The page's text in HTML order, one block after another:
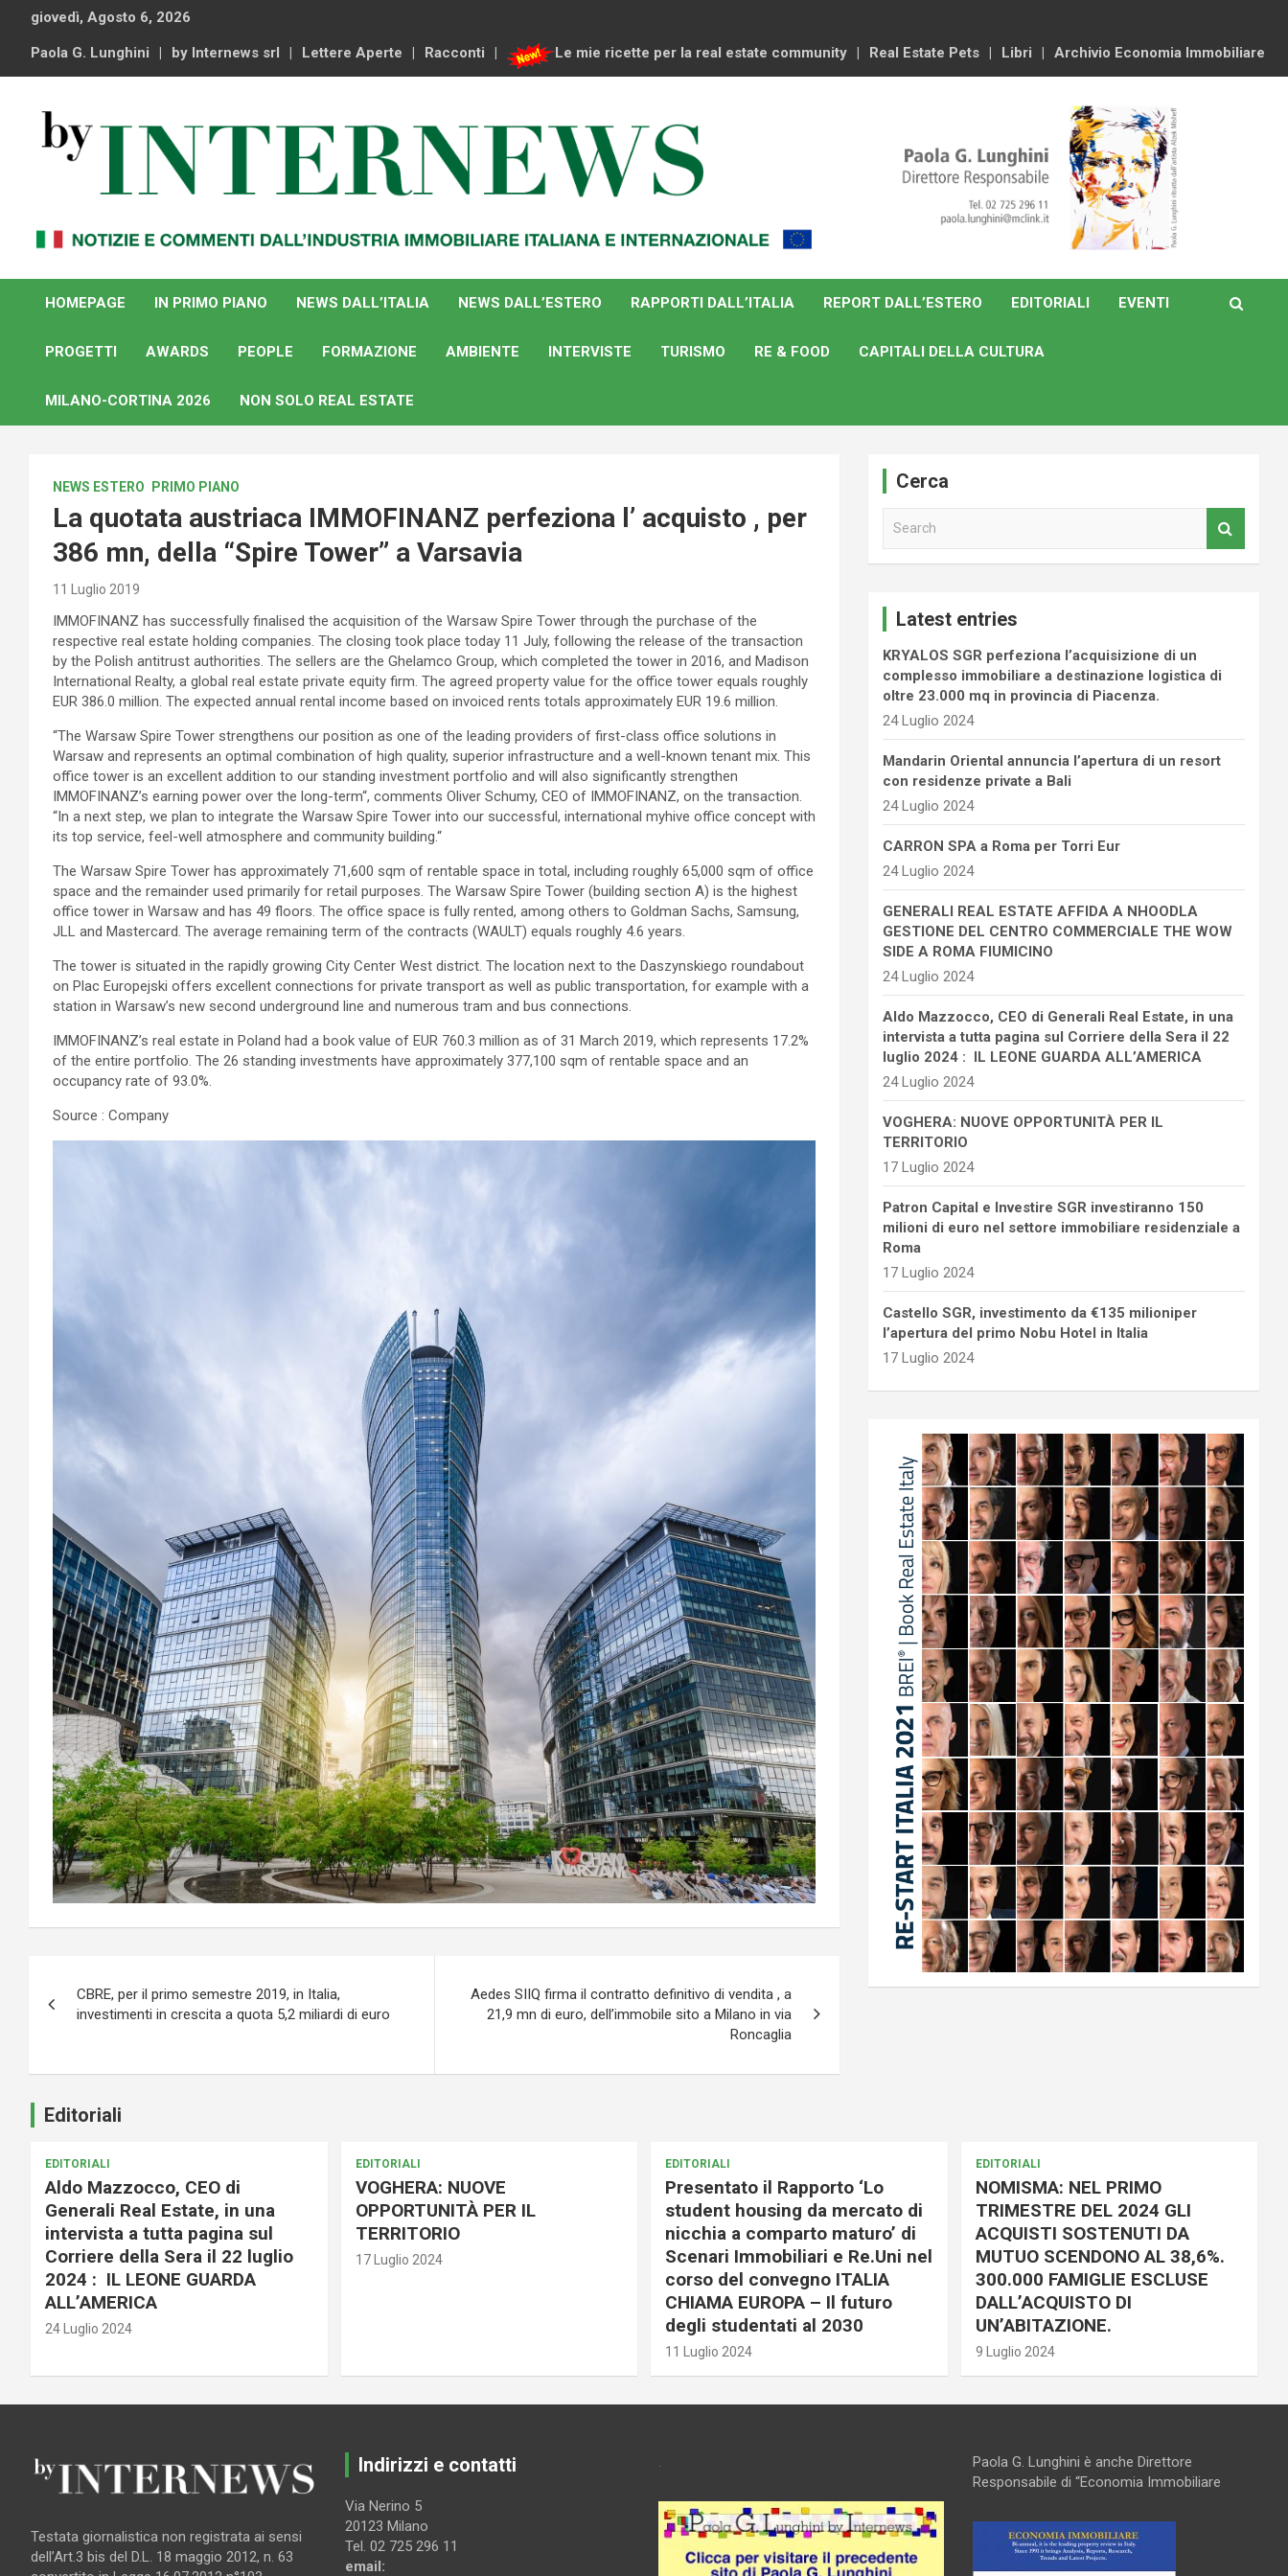
content
giovedì, Agosto 6, 2026
Paola G. Lunghini by Internews srl Lettere Aperte Racconti Le mie ricette per la real estate community Real Estate Pets Libri Archivio Economia Immobiliare
By Internews
internazionale
HOMEPAGE
IN PRIMO PIANO NEWS DALL’ITALIA NEWS DALL’ESTERO RAPPORTI DALL’ITALIA REPORT DALL’ESTERO EDITORIALI EVENTI
PROGETTI AWARDS PEOPLE FORMAZIONE AMBIENTE INTERVISTE TURISMO RE & FOOD CAPITALI DELLA CULTURA
MILANO-CORTINA 2026 NON SOLO REAL ESTATE
NEWS ESTERO PRIMO PIANO
La quotata austriaca IMMOFINANZ perfeziona l’ acquisto , per
386 mn, della “Spire Tower” a Varsavia
11 Luglio 2019
IMMOFINANZ has successfully finalised the acquisition of the Warsaw Spire Tower through the purchase of the
respective real estate holding companies. The closing took place today 11 July, following the release of the transaction
by the Polish antitrust authorities. The sellers are the Ghelamco Group, which completed the tower in 2016, and Madison
International Realty, a global real estate private equity firm. The agreed property value for the office tower equals roughly
EUR 386.0 million. The expected annual rental income based on invoiced rents totals approximately EUR 19.6 million.
“The Warsaw Spire Tower strengthens our position as one of the leading providers of first-class office solutions in
Warsaw and represents an optimal combination of high quality, superior infrastructure and a well-known tenant mix. This
office tower is an excellent addition to our standing investment portfolio and will also significantly strengthen
IMMOFINANZ’s earning power over the long-term“, comments Oliver Schumy, CEO of IMMOFINANZ, on the transaction.
“In a next step, we plan to integrate the Warsaw Spire Tower into our successful, international myhive office concept with
its top service, feel-well atmosphere and community building.“
The Warsaw Spire Tower has approximately 71,600 sqm of rentable space in total, including roughly 65,000 sqm of office
space and the remainder used primarily for retail purposes. The Warsaw Spire Tower (building section A) is the highest
office tower in Warsaw and has 49 floors. The office space is fully rented, among others to Goldman Sachs, Samsung,
JLL and Mastercard. The average remaining term of the contracts (WAULT) equals roughly 4.6 years.
The tower is situated in the rapidly growing City Center West district. The location next to the Daszynskiego roundabout
on Plac Europejski offers excellent connections for private transport as well as public transportation, for example with a
station in Warsaw’s new second underground line and numerous tram and bus connections.
IMMOFINANZ’s real estate in Poland had a book value of EUR 760.3 million as of 31 March 2019, which represents 17.2%
of the entire portfolio. The 26 standing investments have approximately 377,100 sqm of rentable space and an
occupancy rate of 93.0%.
Source : Company
articoli
CBRE, per il primo semestre 2019, in Italia,
investimenti in crescita a quota 5,2 miliardi di euro
Aedes SIIQ firma il contratto definitivo di vendita , a
21,9 mn di euro, dell’immobile sito a Milano in via
Roncaglia
Cerca
Latest entries
KRYALOS SGR perfeziona l’acquisizione di un
complesso immobiliare a destinazione logistica di
oltre 23.000 mq in provincia di Piacenza.
24 Luglio 2024
Mandarin Oriental annuncia l’apertura di un resort
con residenze private a Bali
24 Luglio 2024
CARRON SPA a Roma per Torri Eur
24 Luglio 2024
GENERALI REAL ESTATE AFFIDA A NHOODLA
GESTIONE DEL CENTRO COMMERCIALE THE WOW
SIDE A ROMA FIUMICINO
24 Luglio 2024
Aldo Mazzocco, CEO di Generali Real Estate, in una
intervista a tutta pagina sul Corriere della Sera il 22
luglio 2024 : IL LEONE GUARDA ALL’AMERICA
24 Luglio 2024
VOGHERA: NUOVE OPPORTUNITÀ PER IL
TERRITORIO
17 Luglio 2024
Patron Capital e Investire SGR investiranno 150
milioni di euro nel settore immobiliare residenziale a
Roma
17 Luglio 2024
Castello SGR, investimento da €135 milioniper
l’apertura del primo Nobu Hotel in Italia
17 Luglio 2024
Editoriali
EDITORIALI
Aldo Mazzocco, CEO di
Generali Real Estate, in una
intervista a tutta pagina sul
Corriere della Sera il 22 luglio
2024 : IL LEONE GUARDA
ALL’AMERICA
24 Luglio 2024
EDITORIALI
VOGHERA: NUOVE
OPPORTUNITÀ PER IL
TERRITORIO
17 Luglio 2024
EDITORIALI
Presentato il Rapporto ‘Lo
student housing da mercato di
nicchia a comparto maturo’ di
Scenari Immobiliari e Re.Uni nel
corso del convegno ITALIA
CHIAMA EUROPA – Il futuro
degli studentati al 2030
11 Luglio 2024
EDITORIALI
NOMISMA: NEL PRIMO
TRIMESTRE DEL 2024 GLI
ACQUISTI SOSTENUTI DA
MUTUO SCENDONO AL 38,6%.
300.000 FAMIGLIE ESCLUSE
DALL’ACQUISTO DI
UN’ABITAZIONE.
9 Luglio 2024
Testata giornalistica non registrata ai sensi
dell’Art.3 bis del D.L. 18 maggio 2012, n. 63
Indirizzi e contatti
Via Nerino 5
20123 Milano
Tel. 02 725 296 11
email:
Paola G. Lunghini è anche Direttore
Responsabile di “Economia Immobiliare